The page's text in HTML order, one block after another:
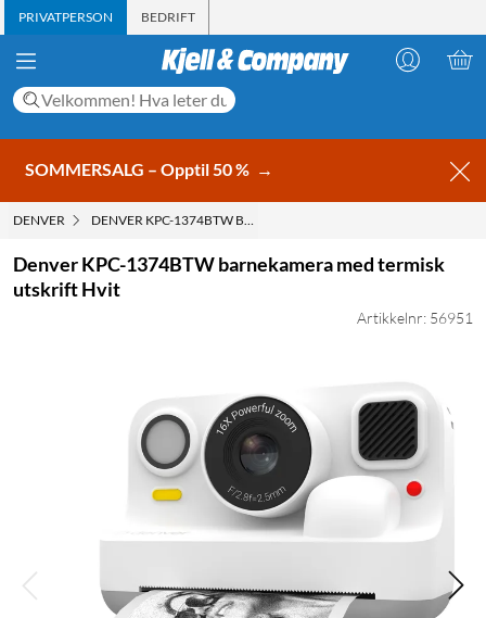
PRIVATPERSON BEDRIFT
SOMMERSALG – Opptil 50 % →
DENVER DENVER KPC-1374BTW BARNEKAMERA MED TERMISK
Denver KPC-1374BTW barnekamera med termisk
utskrift Hvit
Artikkelnr: 56951